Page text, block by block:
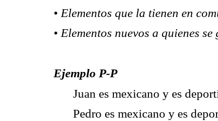
• Elementos que la tienen en
• Elementos nuevos a quienes
Ejemplo P-P
Juan es mexicano y es
Pedro es mexicano y es